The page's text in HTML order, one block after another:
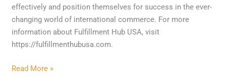
effectively and position themselves for success in the ever-
changing world of international commerce. For more
information about Fulfillment Hub USA, visit
https://fulfillmenthubusa.com.
Read More »